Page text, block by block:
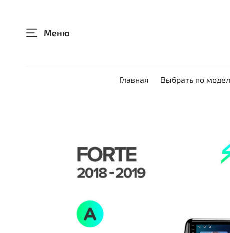
Меню
Главная Выбрать по